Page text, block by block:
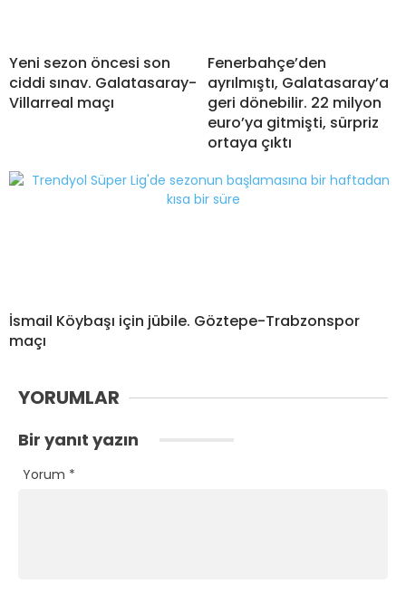
Yeni sezon öncesi son
ciddi sınav. Galatasaray-
Villarreal maçı
Fenerbahçe’den
ayrılmıştı, Galatasaray’a
geri dönebilir. 22 milyon
euro’ya gitmişti, sürpriz
ortaya çıktı
İsmail Köybaşı için jübile. Göztepe-Trabzonspor
maçı
YORUMLAR
Bir yanıt yazın
Yorum *